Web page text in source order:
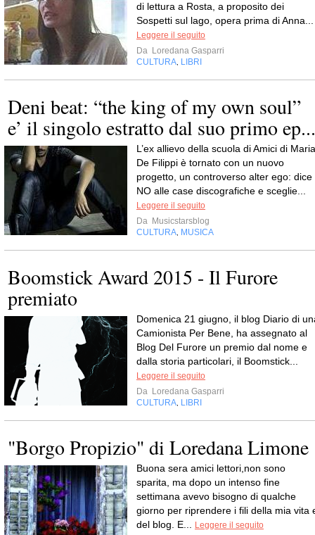
di lettura a Rosta, a proposito dei
Sospetti sul lago, opera prima di Anna...
Leggere il seguito
Da Loredana Gasparri
CULTURA LIBRI
Deni beat: “the king of my own soul”
e’ il singolo estratto dal suo primo ep...
L’ex allievo della scuola di Amici di Maria
De Filippi è tornato con un nuovo
progetto, un controverso alter ego: dice
NO alle case discografiche e sceglie...
Leggere il seguito
Da Musicstarsblog
CULTURA MUSICA
Boomstick Award 2015 - Il Furore
premiato
Domenica 21 giugno, il blog Diario di
Camionista Per Bene, ha assegnato al
Blog Del Furore un premio dal nome e
dalla storia particolari, il Boomstick...
Leggere il seguito
Da Loredana Gasparri
CULTURA LIBRI
"Borgo Propizio" di Loredana Limone
Buona sera amici lettori,non sono
sparita, ma dopo un intenso fine
settimana avevo bisogno di qualche
giorno per riprendere i fili della mia vita
del blog. E...
Leggere il seguito